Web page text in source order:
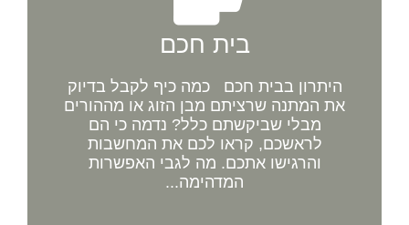
בית חכם
היתרון בבית חכם כמה כיף לקבל בדיוק
את המתנה שרציתם מבן הזוג או מההורים
מבלי שביקשתם כלל? נדמה כי הם
לראשכם, קראו לכם את המחשבות
והרגישו אתכם. מה לגבי האפשרות
המדהימה...